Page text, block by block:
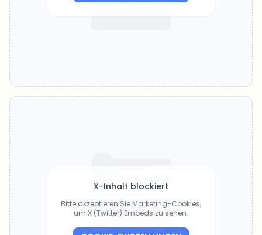
X-Inhalt blockiert
Bitte akzeptieren Sie Marketing-Cookies,
um X (Twitter) Embeds zu sehen.